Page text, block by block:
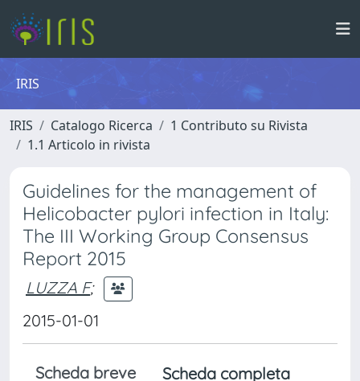
IRIS
IRIS Catalogo Ricerca
1 Contributo su Rivista
1.1 Articolo in rivista
Guidelines for the management of
Helicobacter pylori infection in Italy:
The III Working Group Consensus
Report 2015
LUZZA F;
2015-01-01
Scheda breve
Scheda completa